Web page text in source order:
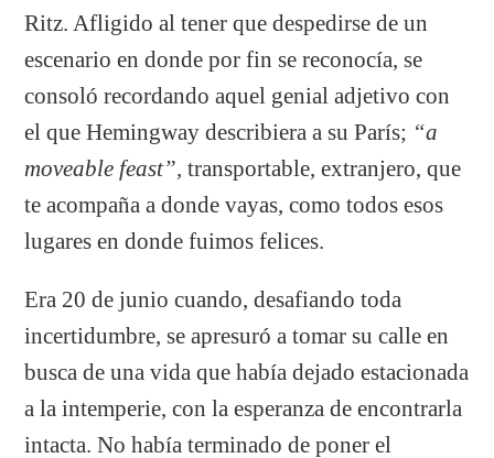
Ritz. Afligido al tener que despedirse de un
escenario en donde por fin se reconocía, se
consoló recordando aquel genial adjetivo con
el que Hemingway describiera a su París; “a
moveable feast”,transportable, extranjero, que
te acompaña a donde vayas, como todos esos
lugares en donde fuimos felices.
Era 20 de junio cuando, desafiando toda
incertidumbre, se apresuró a tomar su calle en
busca de una vida que había dejado estacionada
a la intemperie, con la esperanza de encontrarla
intacta. No había terminado de poner el